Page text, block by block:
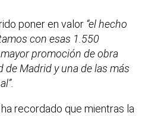
poner en valor “el hecho
con esas 1.550
promoción de obra
Madrid y una de las más
recordado que mientras la